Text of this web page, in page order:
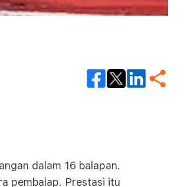
dalam 16 balapan.
pembalap. Prestasi itu